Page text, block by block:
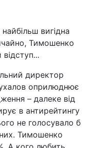
вигідна
Тимошенко
директор
оприлюднює
– далеке від
в антирейтингу
не голосувало б
Тимошенко